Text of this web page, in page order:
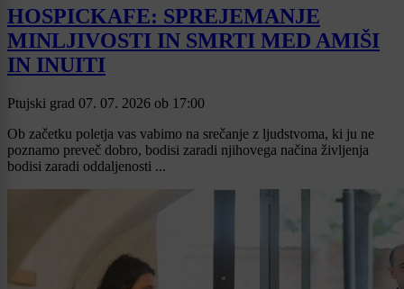
HOSPICKAFE: SPREJEMANJE
MINLJIVOSTI IN SMRTI MED AMIŠI
IN INUITI
Ptujski grad 07. 07. 2026 ob 17:00
Ob začetku poletja vas vabimo na srečanje z ljudstvoma, ki ju ne
poznamo preveč dobro, bodisi zaradi njihovega načina življenja
bodisi zaradi oddaljenosti ...